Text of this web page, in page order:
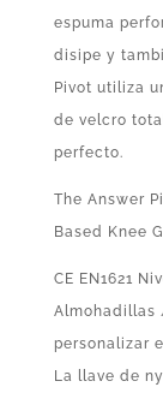
espuma
disipe y
Pivot utiliza
de velcro
perfecto.
The Answer
Based Knee
CE EN1621
Almohadillas
personalizar
La llave de